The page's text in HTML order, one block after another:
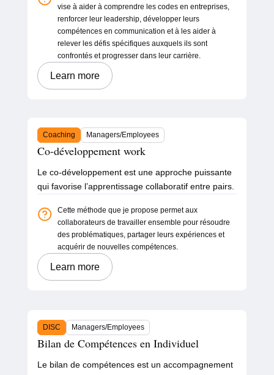
vise à aider à comprendre les codes en entreprises,
renforcer leur leadership, développer leurs
compétences en communication et à les aider à
relever les défis spécifiques auxquels ils sont
confrontés et progresser dans leur carrière.
Learn more
Coaching Managers/Employees
Co-développement work
Le co-développement est une approche puissante
qui favorise l’apprentissage collaboratif entre pairs.
Cette méthode que je propose permet aux
collaborateurs de travailler ensemble pour résoudre
des problématiques, partager leurs expériences et
acquérir de nouvelles compétences.
Learn more
DISC Managers/Employees
Bilan de Compétences en Individuel
Le bilan de compétences est un accompagnement